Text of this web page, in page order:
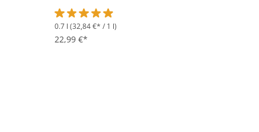
Durchschnittliche Bewertung von 4.9 von 5 Sternen
0.7 l (32,84 €* / 1 l)
22,99 €*